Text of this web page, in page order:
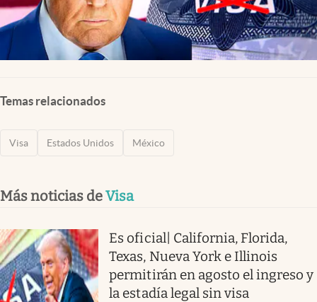
Temas relacionados
Visa Estados Unidos México
Más noticias deVisa
Es oficial| California, Florida,
Texas, Nueva York e Illinois
permitirán en agosto el ingreso y
la estadía legal sin visa